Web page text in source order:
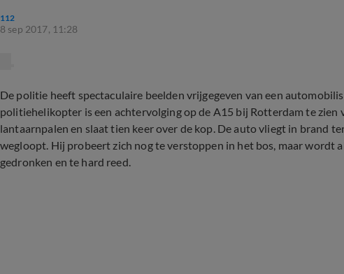
112
8 sep 2017, 11:28
De politie heeft spectaculaire beelden vrijgegeven van een
politiehelikopter is een achtervolging op de A15 bij Rotterdam te zien
lantaarnpalen en slaat tien keer over de kop. De auto vliegt in brand
wegloopt. Hij probeert zich nog te verstoppen in het bos, maar wordt
gedronken en te hard reed.